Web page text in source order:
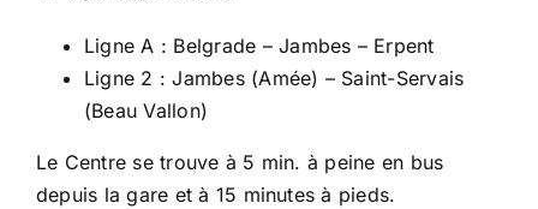
Ligne A : Belgrade – Jambes – Erpent
Ligne 2 : Jambes (Amée) – Saint-Servais
(Beau Vallon)
Le Centre se trouve à 5 min. à peine en bus
depuis la gare et à 15 minutes à pieds.